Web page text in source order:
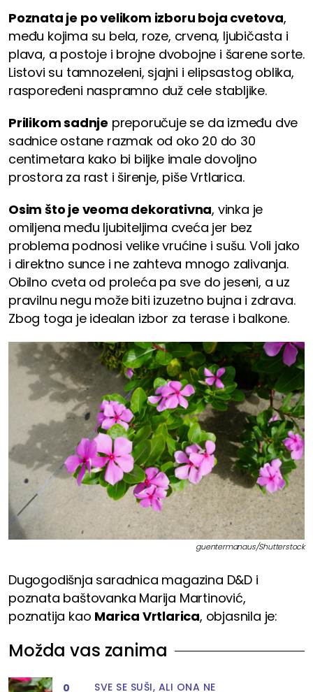
Poznata je po velikom izboru boja cvetova,
među kojima su bela, roze, crvena, ljubičasta i
plava, a postoje i brojne dvobojne i šarene sorte.
Listovi su tamnozeleni, sjajni i elipsastog oblika,
raspoređeni naspramno duž cele stabljike.
Prilikom sadnje preporučuje se da između dve
sadnice ostane razmak od oko 20 do 30
centimetara kako bi biljke imale dovoljno
prostora za rast i širenje, piše Vrtlarica.
Osim što je veoma dekorativna, vinka je
omiljena među ljubiteljima cveća jer bez
problema podnosi velike vrućine i sušu. Voli jako
i direktno sunce i ne zahteva mnogo zalivanja.
Obilno cveta od proleća pa sve do jeseni, a uz
pravilnu negu može biti izuzetno bujna i zdrava.
Zbog toga je idealan izbor za terase i balkone.
guentermanaus/Shutterstock
Dugogodišnja saradnica magazina D&D i
poznata baštovanka Marija Martinović,
poznatija kao Marica Vrtlarica, objasnila je:
Možda vas zanima
0 SVE SE SUŠI, ALI ONA NE